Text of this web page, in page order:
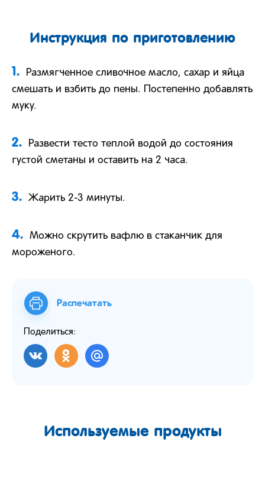
Инструкция по приготовлению
1.
Размягченное сливочное масло, сахар и яйца
смешать и взбить до пены. Постепенно добавлять
муку.
2.
Развести тесто теплой водой до состояния
густой сметаны и оставить на 2 часа.
3. Жарить 2-3 минуты.
4.
Можно скрутить вафлю в стаканчик для
мороженого.
Распечатать
Поделиться:
Используемые продукты